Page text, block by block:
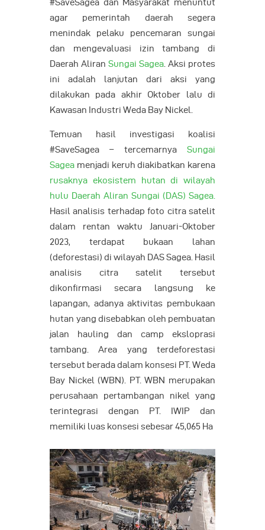
#SaveSagea dan Masyarakat menuntut
agar pemerintah daerah segera
menindak pelaku pencemaran sungai
dan mengevaluasi izin tambang di
Daerah Aliran Sungai Sagea . Aksi protes
ini adalah lanjutan dari aksi yang
dilakukan pada akhir Oktober lalu di
Kawasan Industri Weda Bay Nickel.
Temuan hasil investigasi koalisi
#SaveSagea – tercemarnya Sungai
Sagea menjadi keruh diakibatkan karena
rusaknya ekosistem hutan di wilayah
hulu Daerah Aliran Sungai (DAS) Sagea.
Hasil analisis terhadap foto citra satelit
dalam rentan waktu Januari-Oktober
2023, terdapat bukaan lahan
(deforestasi) di wilayah DAS Sagea. Hasil
analisis citra satelit tersebut
dikonfirmasi secara langsung ke
lapangan, adanya aktivitas pembukaan
hutan yang disebabkan oleh pembuatan
jalan hauling dan camp eksloprasi
tambang. Area yang terdeforestasi
tersebut berada dalam konsesi PT. Weda
Bay Nickel (WBN). PT. WBN merupakan
perusahaan pertambangan nikel yang
terintegrasi dengan PT. IWIP dan
memiliki luas konsesi sebesar 45,065 Ha